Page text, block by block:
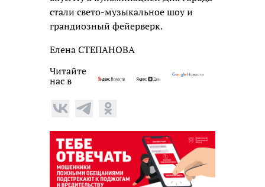
стали свето-музыкальное шоу и
грандиозный фейерверк.
Елена СТЕПАНОВА
Читайте
нас в